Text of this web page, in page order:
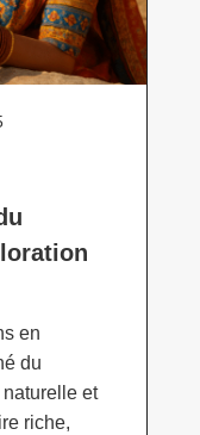
en
du
et
riche,